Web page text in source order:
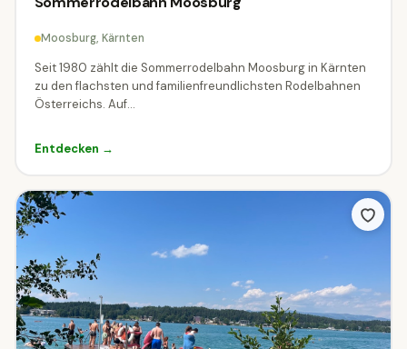
Moosburg, Kärnten
Seit 1980 zählt die Sommerrodelbahn Moosburg in Kärnten
zu den flachsten und familienfreundlichsten Rodelbahnen
Österreichs. Auf...
Entdecken →